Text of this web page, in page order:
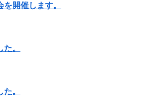
開催します。
。
。